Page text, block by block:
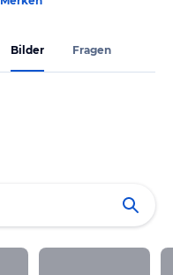
Bilder Fragen